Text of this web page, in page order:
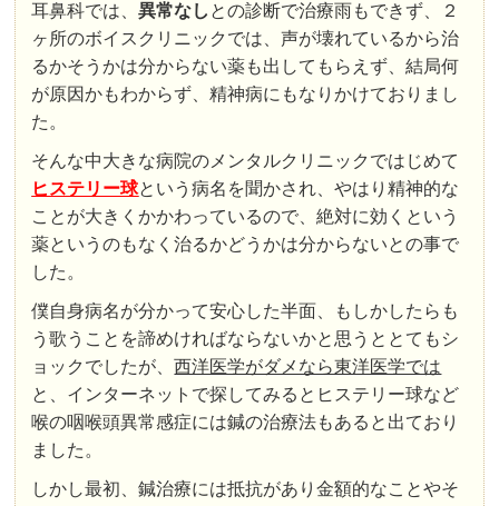
耳鼻科では、異常なし との診断で治療雨もできず、２
ヶ所のボイスクリニックでは、声が壊れているから治
るかそうかは分からない薬も出してもらえず、結局何
が原因かもわからず、精神病にもなりかけておりまし
た。
そんな中大きな病院のメンタルクリニックではじめて
ヒステリー球という病名を聞かされ、やはり精神的な
ことが大きくかかわっているので、絶対に効くという
薬というのもなく治るかどうかは分からないとの事で
した。
僕自身病名が分かって安心した半面、もしかしたらも
う歌うことを諦めければならないかと思うととてもシ
ョックでしたが、西洋医学がダメなら東洋医学では
と、インターネットで探してみるとヒステリー球など
喉の咽喉頭異常感症には鍼の治療法もあると出ており
ました。
しかし最初、鍼治療には抵抗があり金額的なことやそ